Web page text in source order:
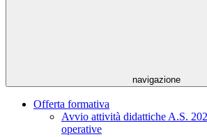
navigazione
Offerta formativa
Avvio attività didattiche A.S.
operative